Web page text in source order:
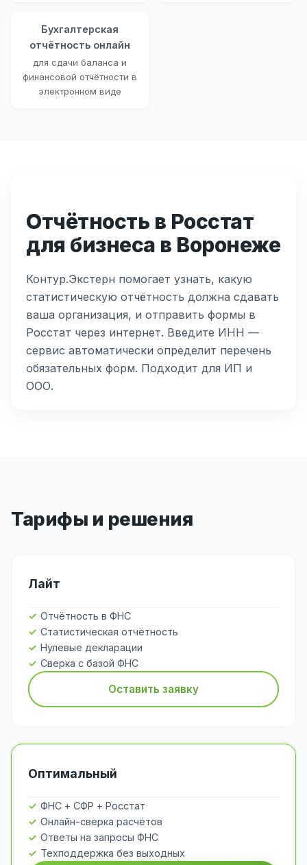
Бухгалтерская
отчётность онлайн
для сдачи баланса и
финансовой отчётности в
электронном виде
Отчётность в Росстат
для бизнеса в Воронеже
Контур.Экстерн помогает узнать, какую
статистическую отчётность должна сдавать
ваша организация, и отправить формы в
Росстат через интернет. Введите ИНН —
сервис автоматически определит перечень
обязательных форм. Подходит для ИП и
ООО.
Тарифы и решения
Лайт
Отчётность в ФНС
Статистическая отчётность
Нулевые декларации
Сверка с базой ФНС
Оставить заявку
Оптимальный
ФНС + СФР + Росстат
Онлайн-сверка расчётов
Ответы на запросы ФНС
Техподдержка без выходных